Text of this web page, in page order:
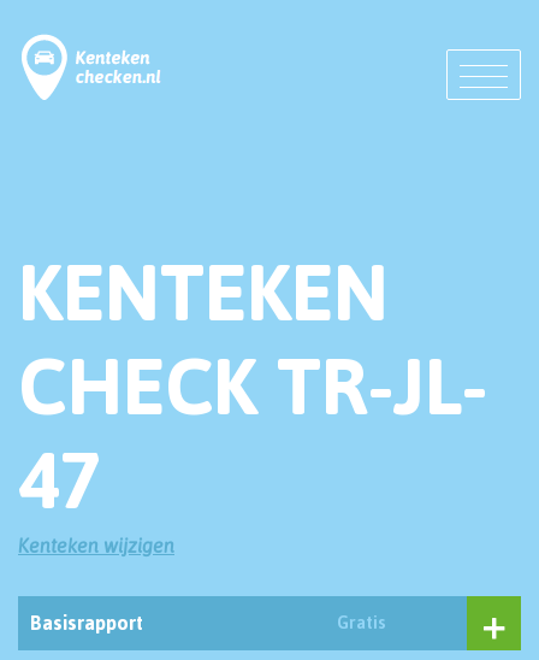
KENTEKEN
CHECK TR-JL-
47
Kenteken wijzigen
Basisrapport Gratis